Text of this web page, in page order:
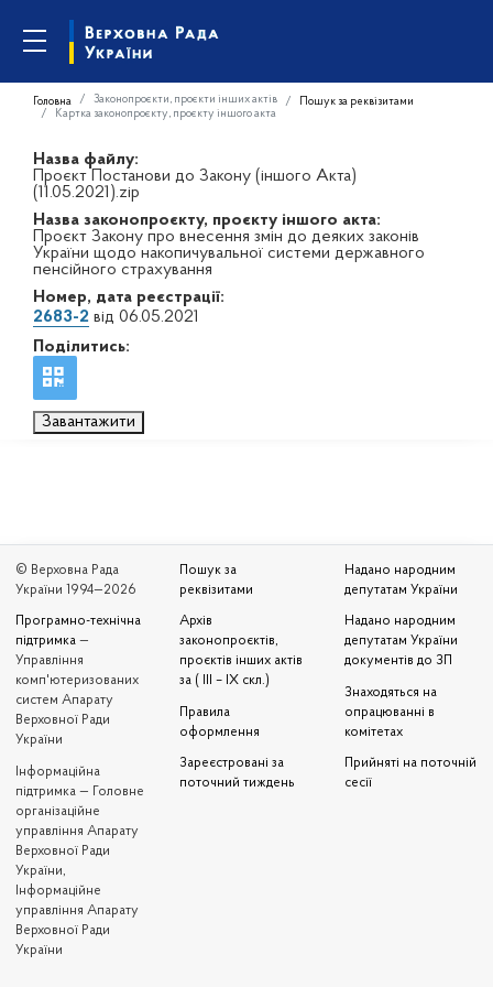
Головна Законопроєкти, проєкти інших актів
Пошук за реквізитами
Картка законопроєкту, проєкту іншого акта
Назва файлу:
Проєкт Постанови до Закону (іншого Акта)
(11.05.2021).zip
Назва законопроєкту, проєкту іншого акта:
Проєкт Закону про внесення змін до деяких законів
України щодо накопичувальної системи державного
пенсійного страхування
Номер, дата реєстрації:
2683-2 від 06.05.2021
Поділитись:
Завантажити
© Верховна Рада
України 1994—2026
Програмно-технічна
підтримка —
Управління
комп'ютеризованих
систем Апарату
Верховної Ради
України
Iнформаційна
підтримка — Головне
організаційне
управління Апарату
Верховної Ради
України,
Інформаційне
управління Апарату
Верховної Ради
України
Пошук за
реквізитами
Архів
законопроєктів,
проєктів інших актів
за ( III – IX скл.)
Правила
оформлення
Зареєстровані за
поточний тиждень
Надано народним
депутатам України
Надано народним
депутатам України
документів до ЗП
Знаходяться на
опрацюванні в
комітетах
Прийняті на поточній
сесії